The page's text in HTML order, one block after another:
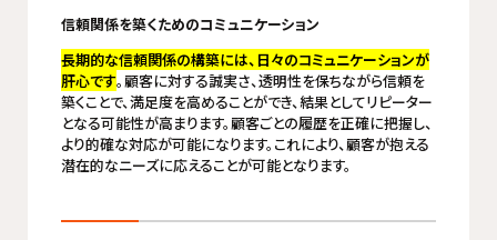
信頼関係を築くためのコミュニケーション
長期的な信頼関係の構築には、日々のコミュニケーションが
肝心です。顧客に対する誠実さ、透明性を保ちながら信頼を
築くことで、満足度を高めることができ、結果としてリピーター
となる可能性が高まります。顧客ごとの履歴を正確に把握し、
より的確な対応が可能になります。これにより、顧客が抱える
潜在的なニーズに応えることが可能となります。